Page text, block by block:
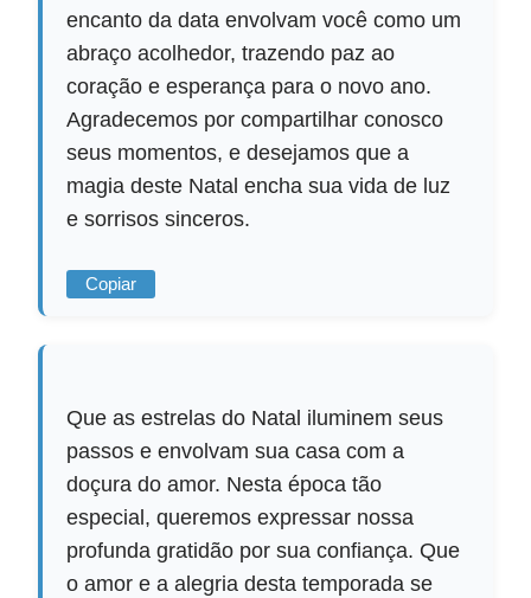
encanto da data envolvam você como um
abraço acolhedor, trazendo paz ao
coração e esperança para o novo ano.
Agradecemos por compartilhar conosco
seus momentos, e desejamos que a
magia deste Natal encha sua vida de luz
e sorrisos sinceros.
Copiar
Que as estrelas do Natal iluminem seus
passos e envolvam sua casa com a
doçura do amor. Nesta época tão
especial, queremos expressar nossa
profunda gratidão por sua confiança. Que
o amor e a alegria desta temporada se